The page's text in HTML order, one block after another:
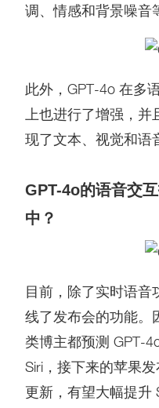
调、情感和背景噪音
此外，GPT-4o 在多
上也进行了增强，
现了文本、视觉和语
GPT-4o的语音交
中？
目前，除了实时语音
线了发布会的功能。
类博主都预测 GPT-
Siri，接下来的苹果
更新，有望大幅提升